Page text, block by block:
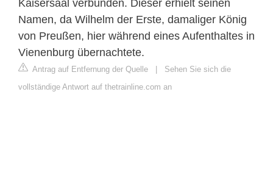
Kaisersaal verbunden. Dieser erhielt seinen
Namen, da Wilhelm der Erste, damaliger König
von Preußen, hier während eines Aufenthaltes in
Vienenburg übernachtete.
Antrag auf Entfernung der Quelle | Sehen Sie sich die
vollständige Antwort auf thetrainline.com an